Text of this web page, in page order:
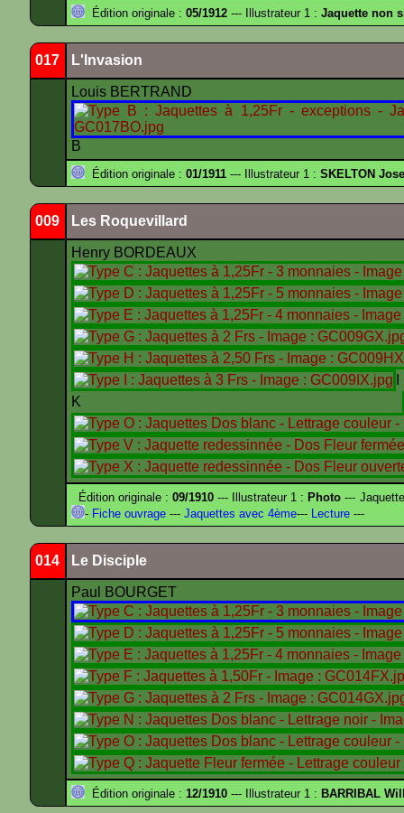
Édition originale : 05/1912 --- Illustrateur 1 : Jaquette non
017 L'Invasion
Louis BERTRAND
B
Édition originale : 01/1911 --- Illustrateur 1 : SKELTON
009 Les Roquevillard
Henry BORDEAUX
K
Édition originale :09/1910 --- Illustrateur 1 : Photo ---
- Fiche ouvrage --- Jaquettes avec 4ème--- Lecture ---
014 Le Disciple
Paul BOURGET
Édition originale : 12/1910 --- Illustrateur 1 : BARRIBAL